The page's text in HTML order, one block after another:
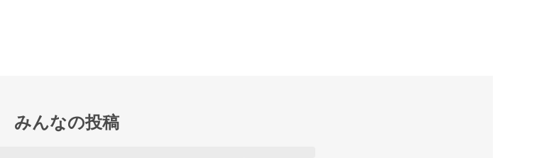
みんなの投稿